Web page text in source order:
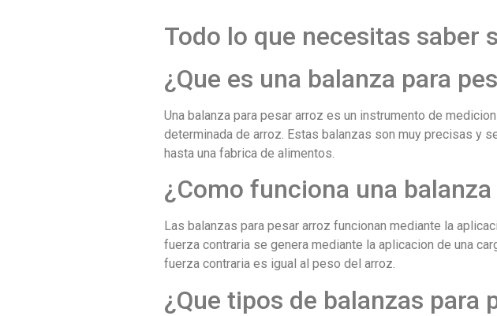
Todo lo que necesitas saber
¿Que es una balanza para
Una balanza para pesar arroz es un instrumento de
determinada de arroz. Estas balanzas son muy precisas y
hasta una fabrica de alimentos.
¿Como funciona una
Las balanzas para pesar arroz funcionan mediante la
fuerza contraria se genera mediante la aplicacion de una
fuerza contraria es igual al peso del arroz.
¿Que tipos de balanzas para